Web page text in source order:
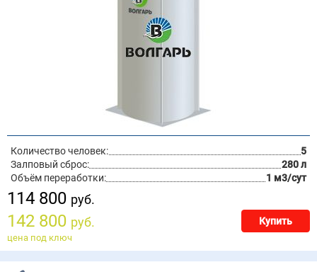
Количество человек:
5
Залповый сброс:
280 л
Объём переработки:
1 м3/сут
114 800 руб.
142 800 руб. Купить
цена под ключ